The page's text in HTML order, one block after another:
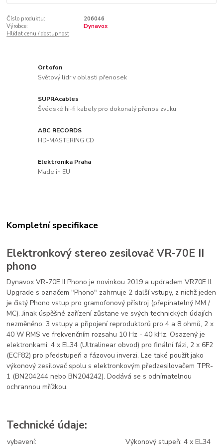
Číslo produktu:
206046
Výrobce:
Dynavox
Hlídat cenu / dostupnost
Ortofon
Světový lídr v oblasti přenosek
SUPRAcables
Švédské hi-fi kabely pro dokonalý přenos zvuku
ABC RECORDS
HD-MASTERING CD
Elektronika Praha
Made in EU
Kompletní specifikace
Elektronkový stereo zesilovač VR-70E II
phono
Dynavox VR-70E II Phono je novinkou 2019 a updradem VR70E II.
Upgrade s označem "Phono" zahrnuje 2 další vstupy, z nichž jeden
je čistý Phono vstup pro gramofonový přístroj (přepínatelný MM /
MC). Jinak úspěšné zařízení zůstane ve svých technických údajích
nezměněno: 3 vstupy a připojení reproduktorů pro 4 a 8 ohmů, 2 x
40 W RMS ve frekvenčním rozsahu 10 Hz - 40 kHz. Osazený je
elektronkami: 4 x EL34 (Ultralinear obvod) pro finální fázi, 2 x 6F2
(ECF82) pro předstupeň a fázovou inverzi. Lze také použít jako
výkonový zesilovač spolu s elektronkovým předzesilovačem TPR-
1 (BN204244 nebo BN204242). Dodává se s odnímatelnou
ochrannou mřížkou.
Technické údaje:
vybavení: Výkonový stupeň: 4 x EL34